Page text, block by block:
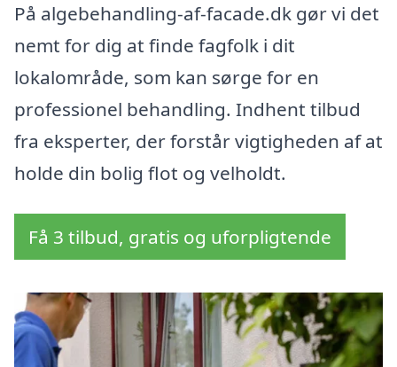
På algebehandling-af-facade.dk gør vi det
nemt for dig at finde fagfolk i dit
lokalområde, som kan sørge for en
professionel behandling. Indhent tilbud
fra eksperter, der forstår vigtigheden af at
holde din bolig flot og velholdt.
Få 3 tilbud, gratis og uforpligtende